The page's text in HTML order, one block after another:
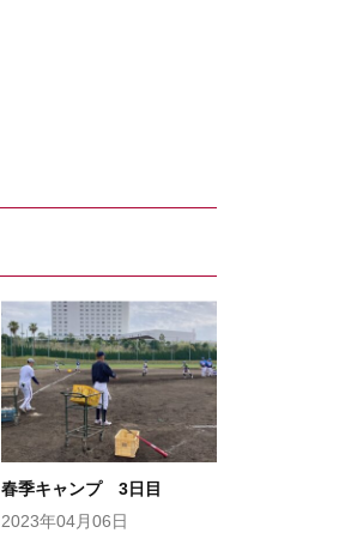
春季キャンプ 3日目
2023年04月06日